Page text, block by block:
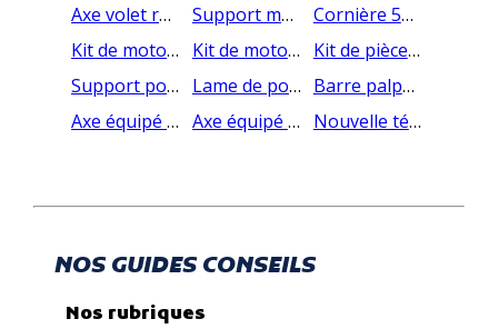
Axe volet roulant électrique - Kit 20 Nm au meilleur prix
Support moteur Tête Etoile métallique (à visser) toute motorisation étoilée
Cornière 50x25x2 en aluminium coupée à dimension
Kit de motorisation volet roulant Radio - économique
Kit de motorisation volet roulant Solaire - économique
Kit de pièces pour équiper un volet d'un moteur (moteur à choisir en sus)
Support pour panneau solaire Somfy réf 9028190
Lame de porte de garage enroulable 77 ou 55
Barre palpeuse radio IO SOMFY installée sur votre tablier de porte enroulable
Axe équipé pour installer un tirage direct PETIT A859
Axe équipé pour installer un tirage direct GRAND A857 Nouvelle télécommande AMY de chez SOMFY.
NOS GUIDES CONSEILS
Nos rubriques